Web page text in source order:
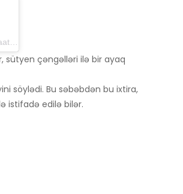
sütyen çəngəlləri ilə bir ayaq
söylədi. Bu səbəbdən bu ixtira,
istifadə edilə bilər.